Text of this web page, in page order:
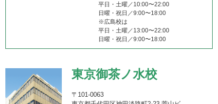
平日・土曜／10:00〜22:00
日曜・祝日／9:00〜18:00
※広島校は
平日・土曜／13:00〜22:00
日曜・祝日／9:00〜18:00
東京御茶ノ水校
〒101-0063